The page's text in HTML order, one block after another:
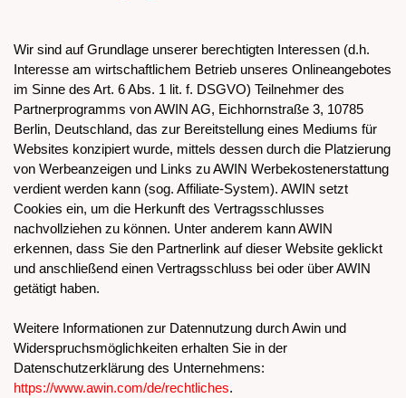
Wir sind auf Grundlage unserer berechtigten Interessen (d.h.
Interesse am wirtschaftlichem Betrieb unseres Onlineangebotes
im Sinne des Art. 6 Abs. 1 lit. f. DSGVO) Teilnehmer des
Partnerprogramms von AWIN AG, Eichhornstraße 3, 10785
Berlin, Deutschland, das zur Bereitstellung eines Mediums für
Websites konzipiert wurde, mittels dessen durch die Platzierung
von Werbeanzeigen und Links zu AWIN Werbekostenerstattung
verdient werden kann (sog. Affiliate-System). AWIN setzt
Cookies ein, um die Herkunft des Vertragsschlusses
nachvollziehen zu können. Unter anderem kann AWIN
erkennen, dass Sie den Partnerlink auf dieser Website geklickt
und anschließend einen Vertragsschluss bei oder über AWIN
getätigt haben.
Weitere Informationen zur Datennutzung durch Awin und
Widerspruchsmöglichkeiten erhalten Sie in der
Datenschutzerklärung des Unternehmens:
https://www.awin.com/de/rechtliches.